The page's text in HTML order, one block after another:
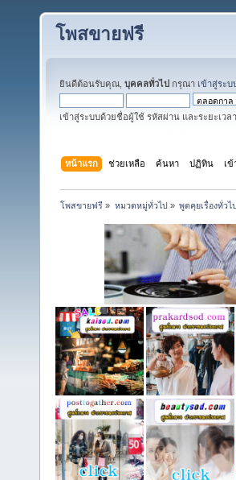
โพสขายฟรี
ยินดีต้อนรับคุณ, บุคคลทั่วไป กรุณา เข้าสู่ระบ
เข้าสู่ระบบด้วยชื่อผู้ใช้ รหัสผ่าน และระยะเวล
หน้าแรก ช่วยเหลือ ค้นหา ปฏิทิน เ
โพสขายฟรี » หมวดหมู่ทั่วไป» พูดคุยเรื่องทั่วไ